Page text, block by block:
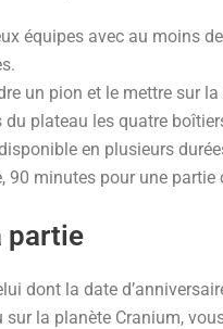
équipes avec au moins
un pion et le mettre sur
plateau les quatre
en plusieurs
90 minutes pour une partie
partie
dont la date
la planète Cranium,